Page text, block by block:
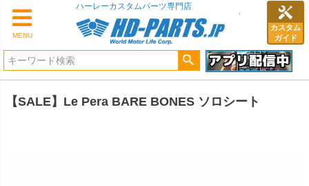
MENU
カスタム
ガイド
ハーレーカスタムパーツ専門店
【SALE】Le Pera BARE BONES ソロシート